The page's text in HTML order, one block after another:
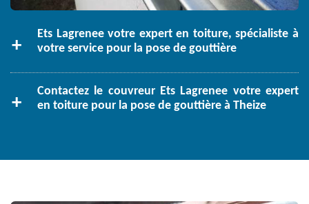
Ets Lagrenee votre expert en toiture, spécialiste à
votre service pour la pose de gouttière
Contactez le couvreur Ets Lagrenee votre expert
en toiture pour la pose de gouttière à Theize